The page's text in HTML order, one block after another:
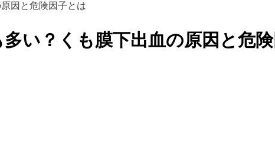
因と危険因子とは
い？くも膜下出血の原因と危